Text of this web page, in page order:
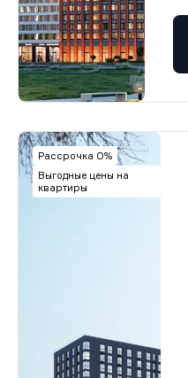
Рассрочка 0%
Выгодные цены на
квартиры